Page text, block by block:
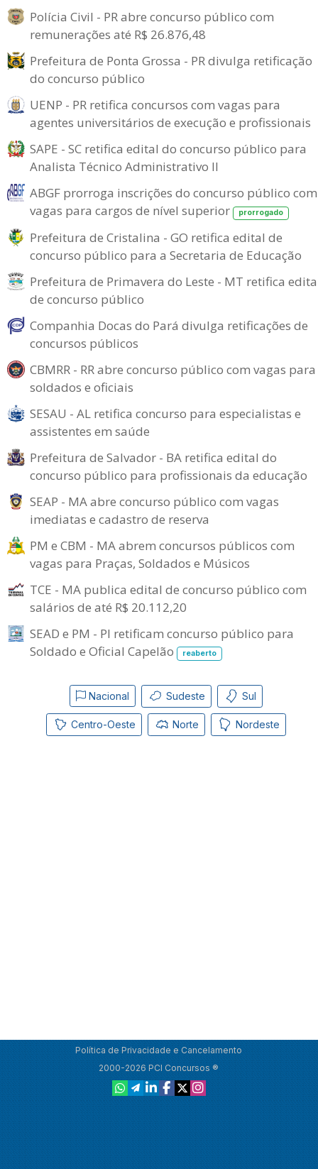
Polícia Civil - PR abre concurso público com
remunerações até R$ 26.876,48
Prefeitura de Ponta Grossa - PR divulga retificação
do concurso público
UENP - PR retifica concursos com vagas para
agentes universitários de execução e profissionais
SAPE - SC retifica edital do concurso público para
Analista Técnico Administrativo II
ABGF prorroga inscrições do concurso público com
vagas para cargos de nível superior
prorrogado
Prefeitura de Cristalina - GO retifica edital de
concurso público para a Secretaria de Educação
Prefeitura de Primavera do Leste - MT retifica
de concurso público
Companhia Docas do Pará divulga retificações de
concursos públicos
CBMRR - RR abre concurso público com vagas para
soldados e oficiais
SESAU - AL retifica concurso para especialistas e
assistentes em saúde
Prefeitura de Salvador - BA retifica edital do
concurso público para profissionais da educação
SEAP - MA abre concurso público com vagas
imediatas e cadastro de reserva
PM e CBM - MA abrem concursos públicos com
vagas para Praças, Soldados e Músicos
TCE - MA publica edital de concurso público com
salários de até R$ 20.112,20
SEAD e PM - PI retificam concurso público para
Soldado e Oficial Capelão
reaberto
Nacional Sudeste Sul
Centro-Oeste Norte Nordeste
Política de Privacidade e Cancelamento
2000-2026 PCI Concursos ®